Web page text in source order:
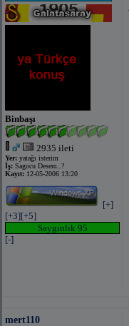
Binbaşı
2935 ileti
Yer: yatağı isterim
İş: Sagocu Desem..?
Kayıt: 12-05-2006 13:20
[+]
[+3][+5]
Saygınlık 95
[-]
mert110